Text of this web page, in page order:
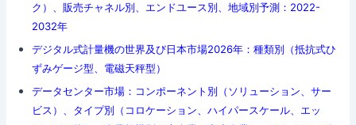
ク）、販売チャネル別、エンドユース別、地域別予測：2022-
2032年
デジタル式計量機の世界及び日本市場2026年：種類別（抵抗式ひ
ずみゲージ型、電磁天秤型）
データセンター市場：コンポーネント別（ソリューション、サー
ビス）、タイプ別（コロケーション、ハイパースケール、エッ